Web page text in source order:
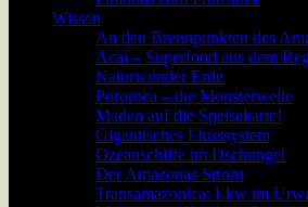
Wissen
An den Brennpunkten des
Acaí – Superfood aus dem
Naturwunder Erde
Pororoca – die Monsterwelle
Maden auf die Speisekarte!
Gigantisches Flusssystem
Ozeanschiffe im Dschungel
Der Amazonas Strom
Transamazonica: Lkw im